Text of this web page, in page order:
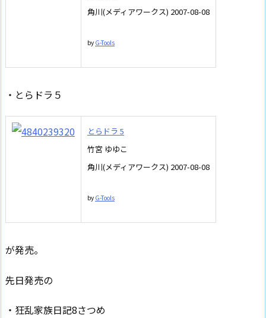
角川(メディアワークス) 2007-08-08
by G-Tools
・とらドラ５
とらドラ 5
竹宮 ゆゆこ
角川(メディアワークス) 2007-08-08
by G-Tools
が発売。
先日発売の
・狂乱家族日記8さつめ